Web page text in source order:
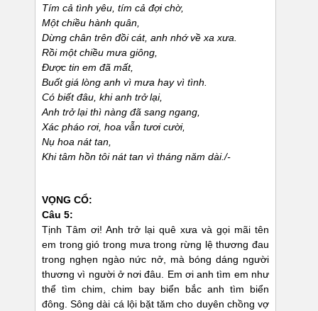
Tím cả tình yêu, tím cả đợi chờ,
Một chiều hành quân,
Dừng chân trên đồi cát, anh nhớ về xa xưa.
Rồi một chiều mưa giông,
Được tin em đã mất,
Buốt giá lòng anh vì mưa hay vì tình.
Có biết đâu, khi anh trở lại,
Anh trở lại thì nàng đã sang ngang,
Xác pháo rơi, hoa vẫn tươi cười,
Nụ hoa nát tan,
Khi tâm hồn tôi nát tan vì tháng năm dài./-
VỌNG CỔ:
Câu 5:
Tịnh Tâm ơi! Anh trở lại quê xưa và gọi mãi tên
em trong gió trong mưa trong rừng lệ thương đau
trong nghẹn ngào nức nở, mà bóng dáng người
thương vì người ở nơi đâu. Em ơi anh tìm em như
thể tìm chim, chim bay biển bắc anh tìm biển
đông. Sông dài cá lội bặt tăm cho duyên chồng vợ